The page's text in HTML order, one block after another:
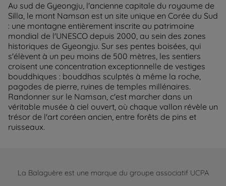
Au sud de Gyeongju, l'ancienne capitale du royaume de
Silla, le mont Namsan est un site unique en Corée du Sud
: une montagne entièrement inscrite au patrimoine
mondial de l'UNESCO depuis 2000, au sein des zones
historiques de Gyeongju. Sur ses pentes boisées, qui
s'élèvent à un peu moins de 500 mètres, les sentiers
croisent une concentration exceptionnelle de vestiges
bouddhiques : bouddhas sculptés à même la roche,
pagodes de pierre, ruines de temples millénaires.
Randonner sur le Namsan, c'est marcher dans un
véritable musée à ciel ouvert, où chaque vallon révèle un
trésor de l'art coréen ancien, entre forêts de pins et
ruisseaux.
La Balaguère est une marque du groupe associatif UCPA